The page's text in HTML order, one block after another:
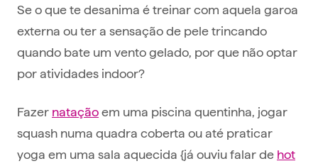
Se o que te desanima é treinar com aquela garoa
externa ou ter a sensação de pele trincando
quando bate um vento gelado, por que não optar
por atividades indoor?
Fazer nataçãoem uma piscina quentinha, jogar
squash numa quadra coberta ou até praticar
yoga em uma sala aquecida {já ouviu falar de hot